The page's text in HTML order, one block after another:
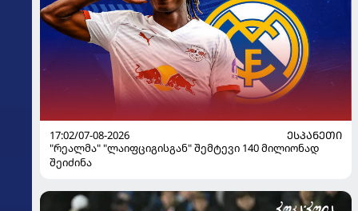
17:02/07-08-2026
ᲔᲡᲞᲐᲜᲔᲗᲘ
"რეალმა" "ლაიფციგისგან" შემტევი 140 მილიონად
შეიძინა